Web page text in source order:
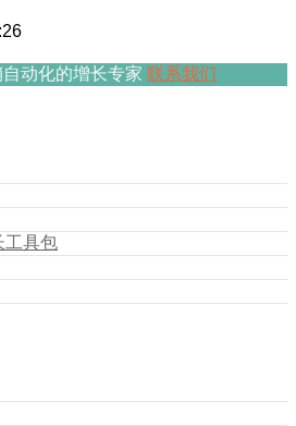
动化的增长专家 联系我们
工具包